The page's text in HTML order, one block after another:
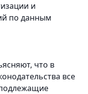
и
по данным
что в
все